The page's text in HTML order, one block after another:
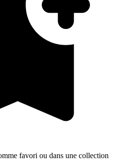
favori ou dans une collection